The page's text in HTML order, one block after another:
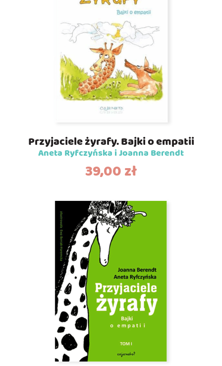
Przyjaciele żyrafy. Bajki o empatii
Aneta Ryfczyńska i Joanna Berendt
39,00zł